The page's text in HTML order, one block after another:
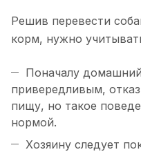
Решив перевести
корм, нужно
Поначалу
привередливым,
пищу, но такое
нормой.
Хозяину следует